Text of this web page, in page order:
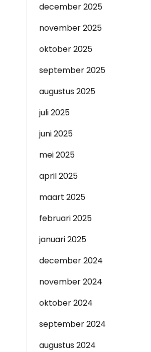
december 2025
november 2025
oktober 2025
september 2025
augustus 2025
juli 2025
juni 2025
mei 2025
april 2025
maart 2025
februari 2025
januari 2025
december 2024
november 2024
oktober 2024
september 2024
augustus 2024